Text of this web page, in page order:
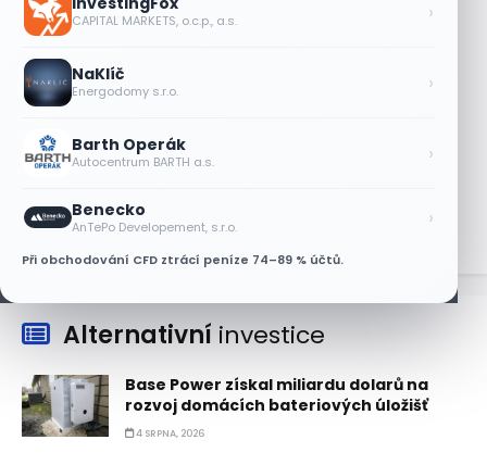
CAPITAL MARKETS, o.c.p., a.s. ›
NaKlíč
Energodomy s.r.o. ›
Barth Operák
Autocentrum BARTH a.s. ›
Benecko
AnTePo Developement, s.r.o. ›
Při obchodování CFD ztrácí peníze 74–89 % účtů.
9 SRPNA, 2026
Objednávky DoorDash vzrostly téměř o
28 %, akcie rostou
Alternativní investice
Base Power získal miliardu dolarů na
rozvoj domácích bateriových úložišť
4 SRPNA, 2026